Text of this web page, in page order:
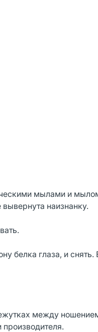
мылами и
наизнанку.
белка глаза, и снять.
между